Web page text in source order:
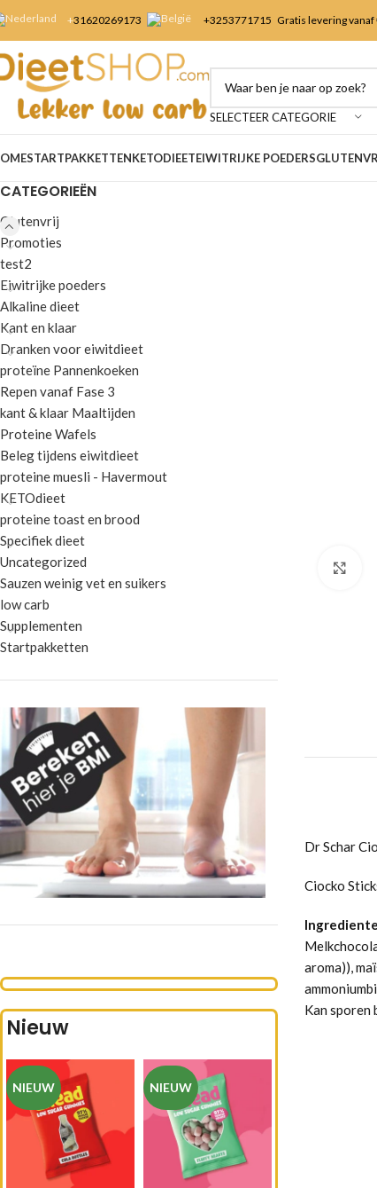
+31620269173 +3253771715 Gratis levering vanaf
SELECTEER CATEGORIE
STARTPAKKETTENKETODIEETEIWITRIJKE POEDERS
CATEGORIEËN
Glutenvrij
Promoties
test2
Eiwitrijke poeders
Alkaline dieet
Kant en klaar
Dranken voor eiwitdieet
proteïne Pannenkoeken
Repen vanaf Fase 3
kant & klaar Maaltijden
Proteine Wafels
Beleg tijdens eiwitdieet
proteine muesli - Havermout
KETOdieet
proteine toast en brood
Specifiek dieet
Uncategorized
Sauzen weinig vet en suikers
low carb
Supplementen
Startpakketten
Nieuw
NIEUW NIEUW
Dr Schar
Ciocko
aroma)),
Kan sporen